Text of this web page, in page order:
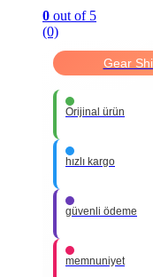
0 out of 5
(0)
Gear
Orijinal ürün
hızlı kargo
güvenli ödeme
memnuniyet